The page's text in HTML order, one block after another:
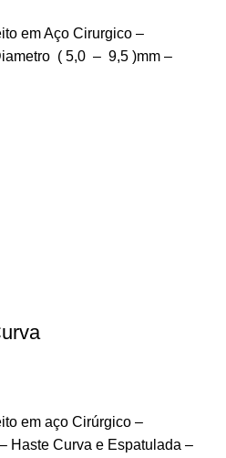
em Aço Cirurgico –
( 5,0 – 9,5 )mm –
em aço Cirúrgico –
Haste Curva e Espatulada –